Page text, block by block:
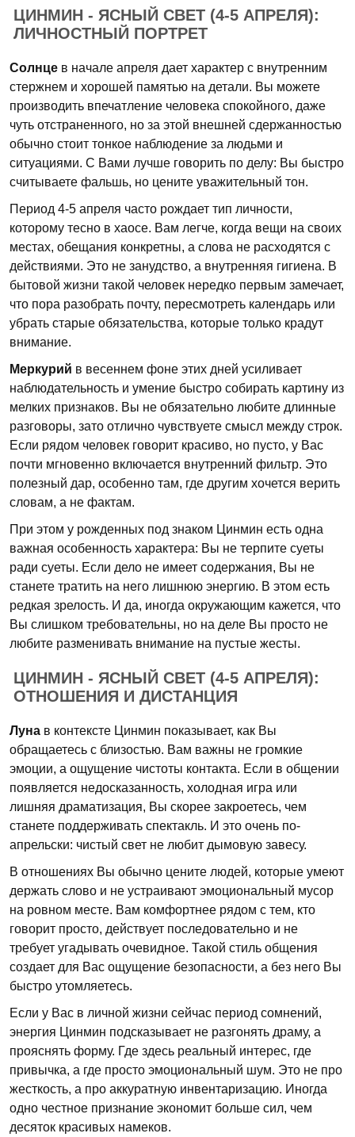
ЦИНМИН - ЯСНЫЙ СВЕТ (4-5 АПРЕЛЯ):
ЛИЧНОСТНЫЙ ПОРТРЕТ
Солнце в начале апреля дает характер с внутренним
стержнем и хорошей памятью на детали. Вы можете
производить впечатление человека спокойного, даже
чуть отстраненного, но за этой внешней сдержанностью
обычно стоит тонкое наблюдение за людьми и
ситуациями. С Вами лучше говорить по делу: Вы быстро
считываете фальшь, но цените уважительный тон.
Период 4-5 апреля часто рождает тип личности,
которому тесно в хаосе. Вам легче, когда вещи на своих
местах, обещания конкретны, а слова не расходятся с
действиями. Это не занудство, а внутренняя гигиена. В
бытовой жизни такой человек нередко первым замечает,
что пора разобрать почту, пересмотреть календарь или
убрать старые обязательства, которые только крадут
внимание.
Меркурий в весеннем фоне этих дней усиливает
наблюдательность и умение быстро собирать картину из
мелких признаков. Вы не обязательно любите длинные
разговоры, зато отлично чувствуете смысл между строк.
Если рядом человек говорит красиво, но пусто, у Вас
почти мгновенно включается внутренний фильтр. Это
полезный дар, особенно там, где другим хочется верить
словам, а не фактам.
При этом у рожденных под знаком Цинмин есть одна
важная особенность характера: Вы не терпите суеты
ради суеты. Если дело не имеет содержания, Вы не
станете тратить на него лишнюю энергию. В этом есть
редкая зрелость. И да, иногда окружающим кажется, что
Вы слишком требовательны, но на деле Вы просто не
любите разменивать внимание на пустые жесты.
ЦИНМИН - ЯСНЫЙ СВЕТ (4-5 АПРЕЛЯ):
ОТНОШЕНИЯ И ДИСТАНЦИЯ
Луна в контексте Цинмин показывает, как Вы
обращаетесь с близостью. Вам важны не громкие
эмоции, а ощущение чистоты контакта. Если в общении
появляется недосказанность, холодная игра или
лишняя драматизация, Вы скорее закроетесь, чем
станете поддерживать спектакль. И это очень по-
апрельски: чистый свет не любит дымовую завесу.
В отношениях Вы обычно цените людей, которые умеют
держать слово и не устраивают эмоциональный мусор
на ровном месте. Вам комфортнее рядом с тем, кто
говорит просто, действует последовательно и не
требует угадывать очевидное. Такой стиль общения
создает для Вас ощущение безопасности, а без него Вы
быстро утомляетесь.
Если у Вас в личной жизни сейчас период сомнений,
энергия Цинмин подсказывает не разгонять драму, а
прояснять форму. Где здесь реальный интерес, где
привычка, а где просто эмоциональный шум. Это не про
жесткость, а про аккуратную инвентаризацию. Иногда
одно честное признание экономит больше сил, чем
десяток красивых намеков.